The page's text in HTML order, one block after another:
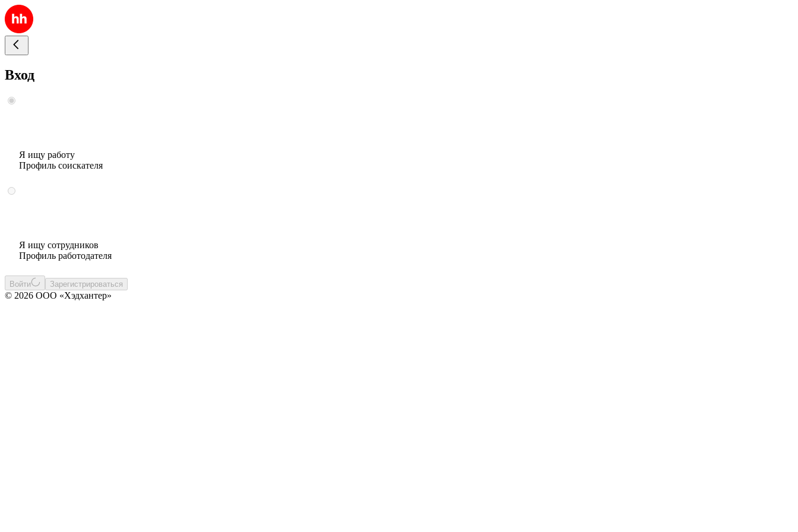
Вход
Я ищу работу
Профиль соискателя
Я ищу сотрудников
Профиль работодателя
Войти Зарегистрироваться
© 2026 ООО «Хэдхантер»